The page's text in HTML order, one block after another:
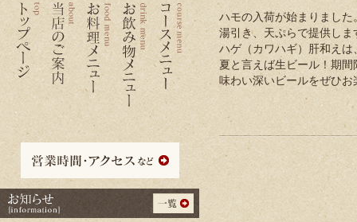
ハモの入荷が始まりました
湯引き、天ぷらで提供しま
ハゲ（カワハギ）肝和え
夏と言えば生ビール！期
味わい深いビールをぜひお